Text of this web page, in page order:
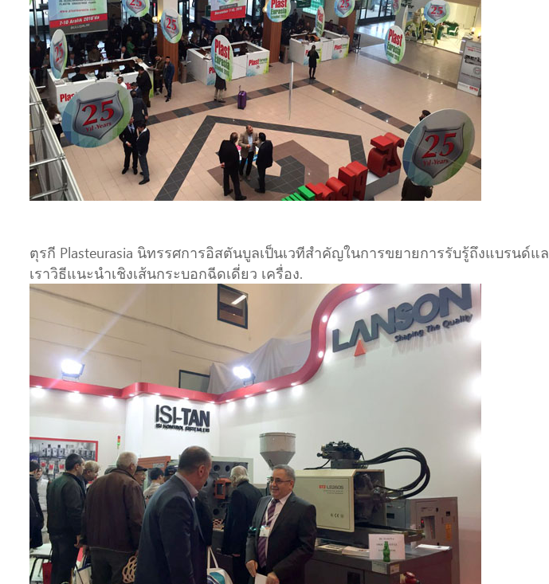
ตุรกี Plasteurasia นิทรรศการอิสตันบูลเป็นเวทีสำคัญในการขยายการรับรู้ถึงแบรน
เราวิธีแนะนำเชิงเส้นกระบอกฉีดเดี่ยว เครื่อง.